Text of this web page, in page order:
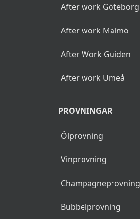
After work Göteborg
After work Malmö
After Work Guiden
After work Umeå
PROVNINGAR
Ölprovning
Vinprovning
Champagneprovning
Bubbelprovning